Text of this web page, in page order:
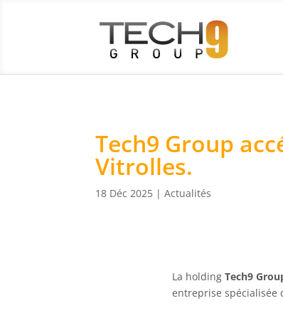
Tech9 Group
Vitrolles.
18 Déc 2025 |Actualités
La holding Tech9
entreprise spécialisée